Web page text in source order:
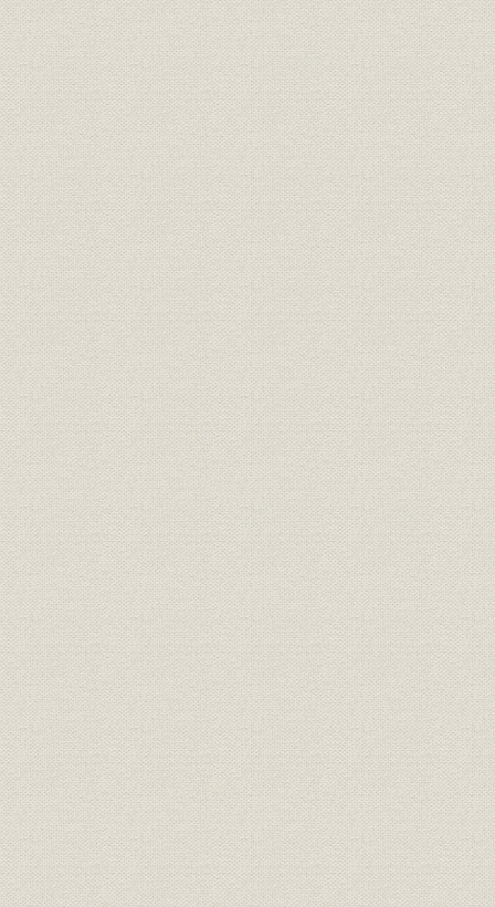
第5節 経営状況の推移
1. 販売の伸びと急減
2. 財務構造の特徴
第3章 経営体制の革新と新分野への進出(1932~1937年)
第1節 世界恐慌からの回復
1. 恐慌から景気回復へ
2. 市場環境の変化と通信機工業
第2節 住友への経営委託と積極経営
1. 住友への経営委託
2. 積極方針への転換
第3節 搬送機器の開発と無線部門への進出
1. 自動交換機市場の競争と協調
2. 搬送機器の自主開発
3. 大出力放送機の開発と真空管製造の本格化
4. 自主技術開発の拡大と新製品開発
第4節 工場新設と関係会社の増加
1. 既存工場の拡張と玉川向工場の新設
2. 関係会社の拡大
第5節 業績の回復
1. 資金運用と資金調達